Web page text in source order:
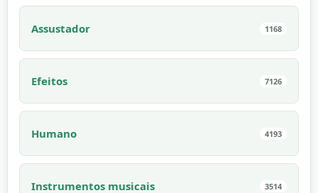
Assustador 1168
Efeitos 7126
Humano 4193
Instrumentos musicais 3514